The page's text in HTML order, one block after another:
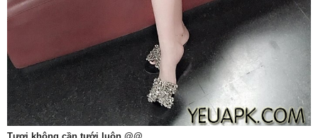
Tươi không cần tưới luôn @@